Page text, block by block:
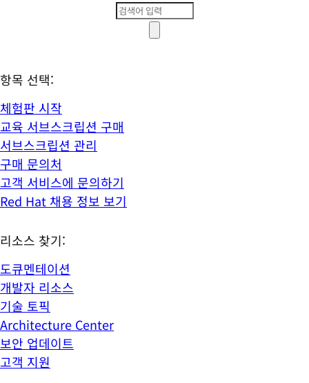
항목 선택:
체험판 시작
교육 서브스크립션 구매
서브스크립션 관리
구매 문의처
고객 서비스에 문의하기
Red Hat 채용 정보 보기
리소스 찾기:
도큐멘테이션
개발자 리소스
기술 토픽
Architecture Center
보안 업데이트
고객 지원